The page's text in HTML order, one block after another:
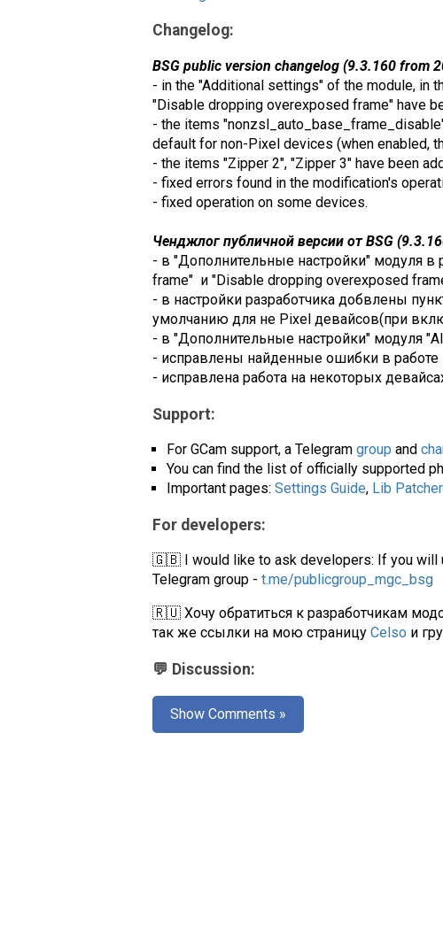
Changelog:
BSG public version changelog (9.3.160 from
- in the "Additional settings" of the module, in
"Disable dropping overexposed frame" have
- the items
default for non-Pixel devices (when enabled,
- the items "Zipper 2", "Zipper 3" have been
- fixed errors found in the modification's
- fixed operation on some devices.
Ченджлог публичной версии от BSG
- в "Дополнительные настройки" модуля
frame" и "Disable dropping overexposed
- в настройки разработчика добвлены
умолчанию для не Pixel девайсов(при
- в "Дополнительные настройки" модуля
- исправлены найденные ошибки в
- исправлена работа на некоторых
Support:
For GCam support, a Telegram group and
You can find the list of officially supported
Important pages: Settings Guide, Lib
For developers:
🇬🇧 I would like to ask developers: If you will
Telegram group - t.me/publicgroup_mgc_bsg
🇷🇺 Хочу обратиться к разработчикам
так же ссылки на мою страницу Celso и
💬 Discussion:
Show Comments »